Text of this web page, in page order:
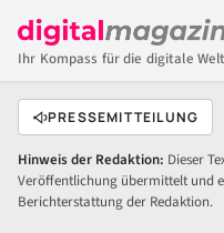
Ihr Kompass für die digitale
PRESSEMITTEILUNG
Hinweis der Redaktion: Dieser
Veröffentlichung übermittelt und
Berichterstattung der Redaktion.